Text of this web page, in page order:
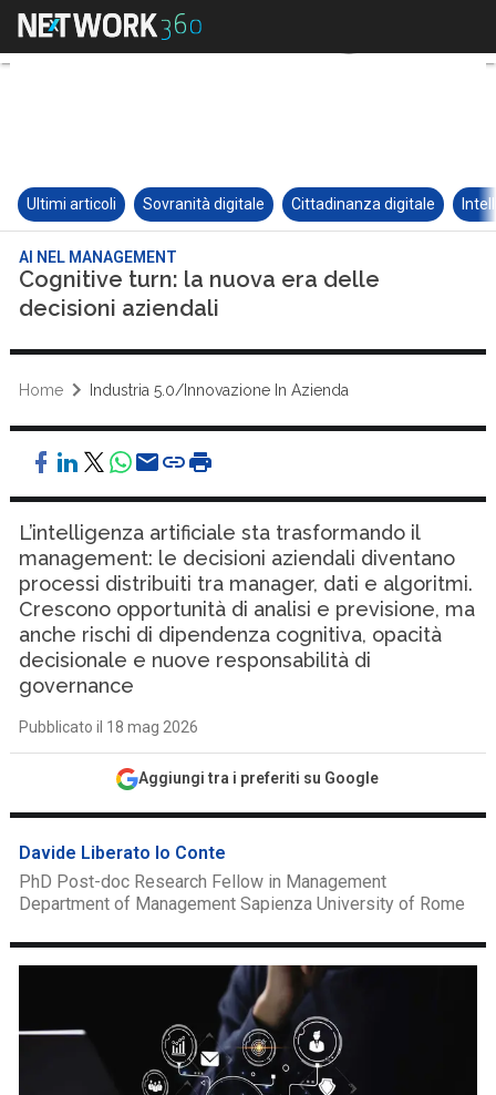
Ultimi articoli Sovranità digitale Cittadinanza digitale
AI NEL MANAGEMENT
Cognitive turn: la nuova era delle
decisioni aziendali
Home Industria 5.0/Innovazione In Azienda
L’intelligenza artificiale sta trasformando il
management: le decisioni aziendali diventano
processi distribuiti tra manager, dati e algoritmi.
Crescono opportunità di analisi e previsione, ma
anche rischi di dipendenza cognitiva, opacità
decisionale e nuove responsabilità di
governance
Pubblicato il 18 mag 2026
Aggiungi tra i preferiti su Google
Davide Liberato lo Conte
PhD Post-doc Research Fellow in Management
Department of Management Sapienza University of Rome